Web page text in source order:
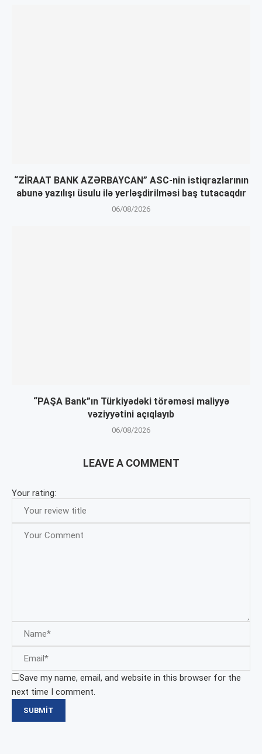
“ZİRAAT BANK AZƏRBAYCAN” ASC-nin istiqrazlarının
abunə yazılışı üsulu ilə yerləşdirilməsi baş tutacaqdır
06/08/2026
“PAŞA Bank”ın Türkiyədəki törəməsi maliyyə
vəziyyətini açıqlayıb
06/08/2026
LEAVE A COMMENT
Your rating:
Save my name, email, and website in this browser for the
next time I comment.